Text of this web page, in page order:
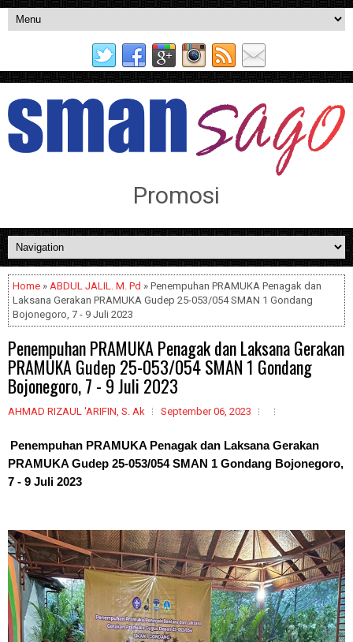
Promosi
Home » ABDUL JALIL. M. Pd » Penempuhan PRAMUKA Penagak dan
Laksana Gerakan PRAMUKA Gudep 25-053/054 SMAN 1 Gondang
Bojonegoro, 7 - 9 Juli 2023
Penempuhan PRAMUKA Penagak dan Laksana Gerakan
PRAMUKA Gudep 25-053/054 SMAN 1 Gondang
Bojonegoro, 7 - 9 Juli 2023
AHMAD RIZAUL 'ARIFIN, S. Ak September 06, 2023
Penempuhan PRAMUKA Penagak dan Laksana Gerakan
PRAMUKA Gudep 25-053/054 SMAN 1 Gondang Bojonegoro,
7 - 9 Juli 2023